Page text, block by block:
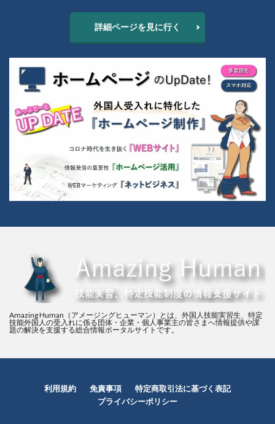
詳細ページを見に行く
Amazing Human（アメージングヒューマン）とは、外国人技能実習生、特定
技能外国人の受入れに係る団体・企業・個人事業主の皆さまへ情報提供や課
題の解決を支援する総合情報ポータルサイトです。
利用規約 免責事項
特定商取引法に基づく表記
プライバシーポリシー